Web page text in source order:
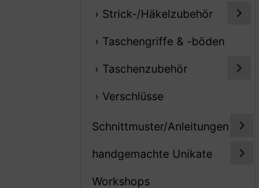
› Strick-/Häkelzubehör
› Taschengriffe & -böden
› Taschenzubehör
› Verschlüsse
Schnittmuster/Anleitungen
handgemachte Unikate
Workshops